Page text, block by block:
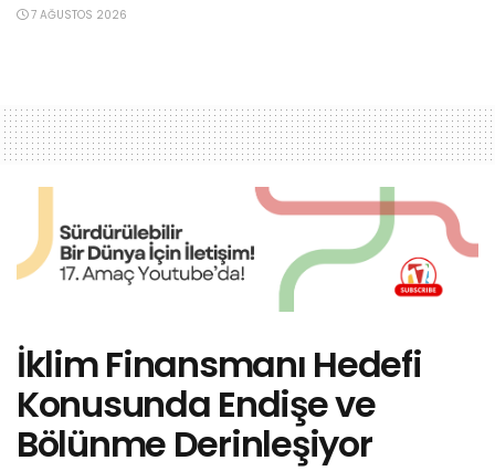
7 AĞUSTOS 2026
İklim Finansmanı Hedefi
Konusunda Endişe ve
Bölünme Derinleşiyor